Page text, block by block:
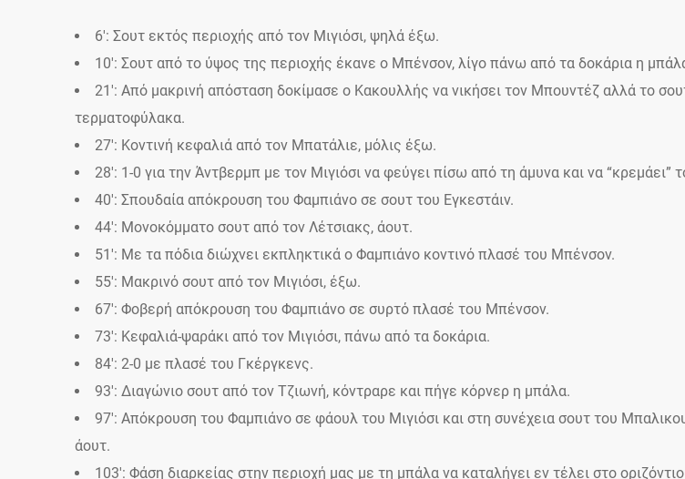
6′: Σουτ εκτός περιοχής από τον Μιγιόσι, ψηλά έξω.
10′: Σουτ από το ύψος της περιοχής έκανε ο Μπένσον, λίγο πάνω από τα δοκάρια η
21′: Από μακρινή απόσταση δοκίμασε ο Κακουλλής να νικήσει τον Μπουντέζ αλλά το
τερματοφύλακα.
27′: Κοντινή κεφαλιά από τον Μπατάλιε, μόλις έξω.
28′: 1-0 για την Άντβερμπ με τον Μιγιόσι να φεύγει πίσω από τη άμυνα και να “κρεμάει”
40′: Σπουδαία απόκρουση του Φαμπιάνο σε σουτ του Εγκεστάιν.
44′: Μονοκόμματο σουτ από τον Λέτσιακς, άουτ.
51′: Με τα πόδια διώχνει εκπληκτικά ο Φαμπιάνο κοντινό πλασέ του Μπένσον.
55′: Μακρινό σουτ από τον Μιγιόσι, έξω.
67′: Φοβερή απόκρουση του Φαμπιάνο σε συρτό πλασέ του Μπένσον.
73′: Κεφαλιά-ψαράκι από τον Μιγιόσι, πάνω από τα δοκάρια.
84′: 2-0 με πλασέ του Γκέργκενς.
93′: Διαγώνιο σουτ από τον Τζιωνή, κόντραρε και πήγε κόρνερ η μπάλα.
97′: Απόκρουση του Φαμπιάνο σε φάουλ του Μιγιόσι και στη συνέχεια σουτ του
άουτ.
103′: Φάση διαρκείας στην περιοχή μας με τη μπάλα να καταλήγει εν τέλει στο